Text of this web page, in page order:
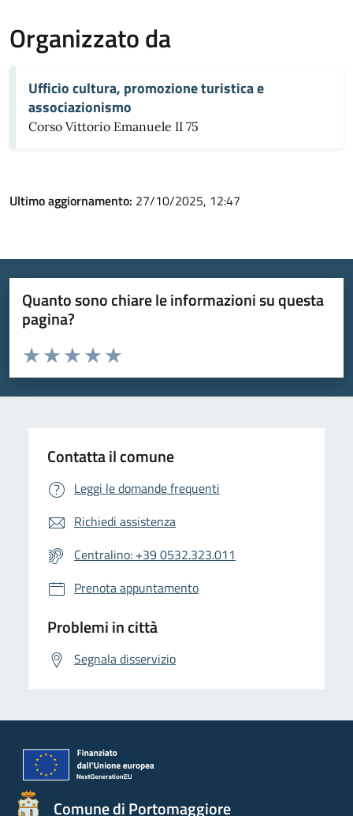
Organizzato da
Ufficio cultura, promozione turistica e
associazionismo
Corso Vittorio Emanuele II 75
Ultimo aggiornamento: 27/10/2025, 12:47
Quanto sono chiare le informazioni su questa
pagina?
Valuta da 1 a 5 stelle la pagina
Valuta 5 stelle su 5
Valuta 4 stelle su 5
Valuta 3 stelle su 5
Valuta 2 stelle su 5
Valuta 1 stelle su 5
Contatta il comune
Leggi le domande frequenti
Richiedi assistenza
Centralino: +39 0532.323.011
Prenota appuntamento
Problemi in città
Segnala disservizio
Comune di Portomaggiore